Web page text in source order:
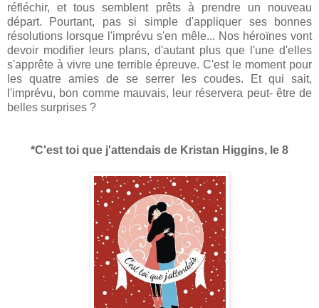
réfléchir, et tous semblent prêts à prendre un nouveau
départ. Pourtant, pas si simple d'appliquer ses bonnes
résolutions lorsque l'imprévu s'en mêle... Nos héroïnes vont
devoir modifier leurs plans, d'autant plus que l'une d'elles
s'apprête à vivre une terrible épreuve. C'est le moment pour
les quatre amies de se serrer les coudes. Et qui sait,
l'imprévu, bon comme mauvais, leur réservera peut- être de
belles surprises ?
*C'est toi que j'attendais de Kristan Higgins, le 8